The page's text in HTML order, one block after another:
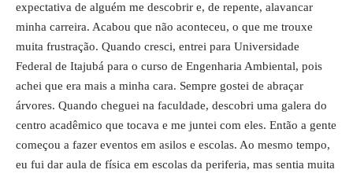
expectativa de alguém me descobrir e, de repente, alavancar
minha carreira. Acabou que não aconteceu, o que me trouxe
muita frustração. Quando cresci, entrei para Universidade
Federal de Itajubá para o curso de Engenharia Ambiental, pois
achei que era mais a minha cara. Sempre gostei de abraçar
árvores. Quando cheguei na faculdade, descobri uma galera do
centro acadêmico que tocava e me juntei com eles. Então a gente
começou a fazer eventos em asilos e escolas. Ao mesmo tempo,
eu fui dar aula de física em escolas da periferia, mas sentia muita